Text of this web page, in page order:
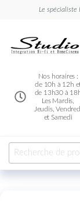
Le
Nos horaires :
de 10h à 12h
de 13h30 à
Les Mardis,
Jeudis,
et Samedi